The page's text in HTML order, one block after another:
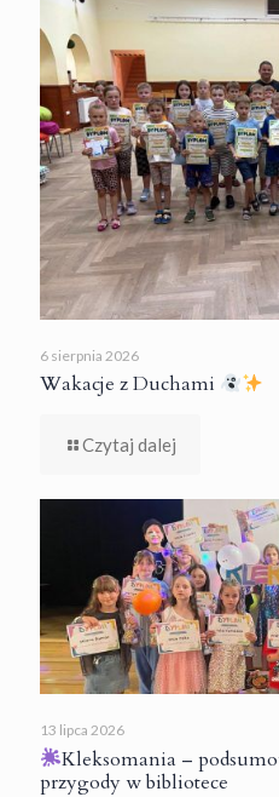
6 sierpnia 2026
Wakacje z Duchami
Czytaj dalej
13 lipca 2026
Kleksomania –
przygody w bibliotece